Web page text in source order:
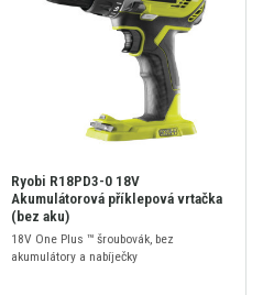
Ryobi R18PD3-0 18V
Akumulátorová příklepová vrtačka
(bez aku)
18V One Plus ™ šroubovák, bez
akumulátory a nabíječky